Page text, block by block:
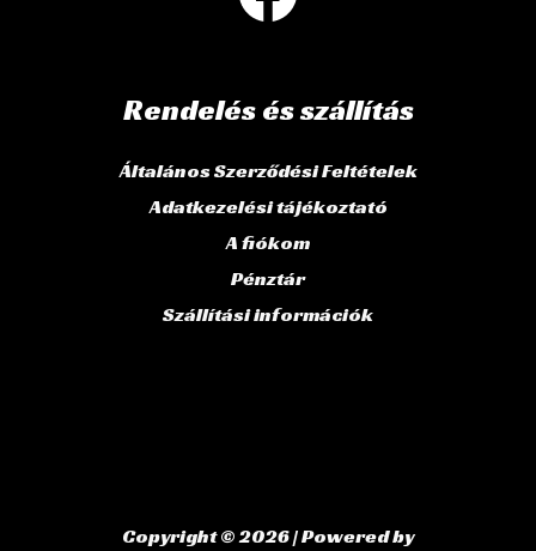
Rendelés és szállítás
Általános Szerződési Feltételek
Adatkezelési tájékoztató
A fiókom
Pénztár
Szállítási információk
Copyright © 2026 | Powered by